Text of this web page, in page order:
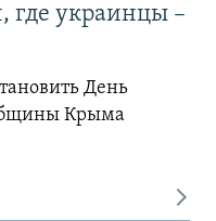
где украинцы –
День
Крыма